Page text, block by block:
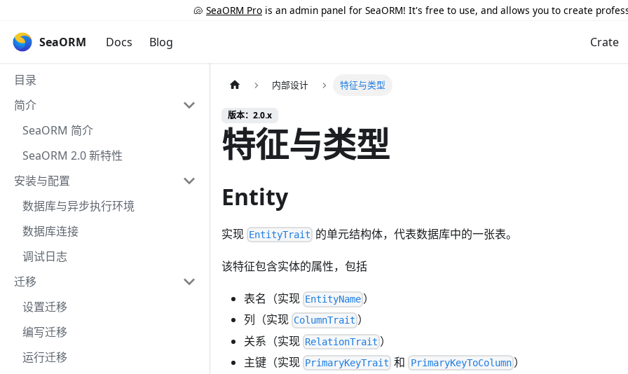
🐚 SeaORM Pro is an admin panel for SeaORM! It's free to use, and allows you to create
SeaORM Docs Blog Crate
目录
简介
SeaORM 简介
SeaORM 2.0 新特性
安装与配置
数据库与异步执行环境
数据库连接
调试日志
迁移
设置迁移
编写迁移
运行迁移
内部设计 特征与类型
版本：2.0.x
特征与类型
Entity
实现 EntityTrait 的单元结构体，代表数据库中的一张表。
该特征包含实体的属性，包括
表名（实现 EntityName ）
列（实现 ColumnTrait ）
关系（实现 RelationTrait ）
主键（实现 PrimaryKeyTrait 和 PrimaryKeyToColumn）